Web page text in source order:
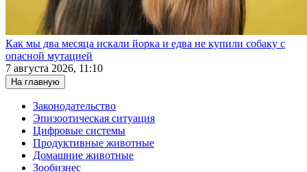
Как мы два месяца искали йорка и едва не купили собаку с
опасной мутацией
7 августа 2026, 11:10
На главную
Законодательство
Эпизоотическая ситуация
Цифровые системы
Продуктивные животные
Домашние животные
Зообизнес